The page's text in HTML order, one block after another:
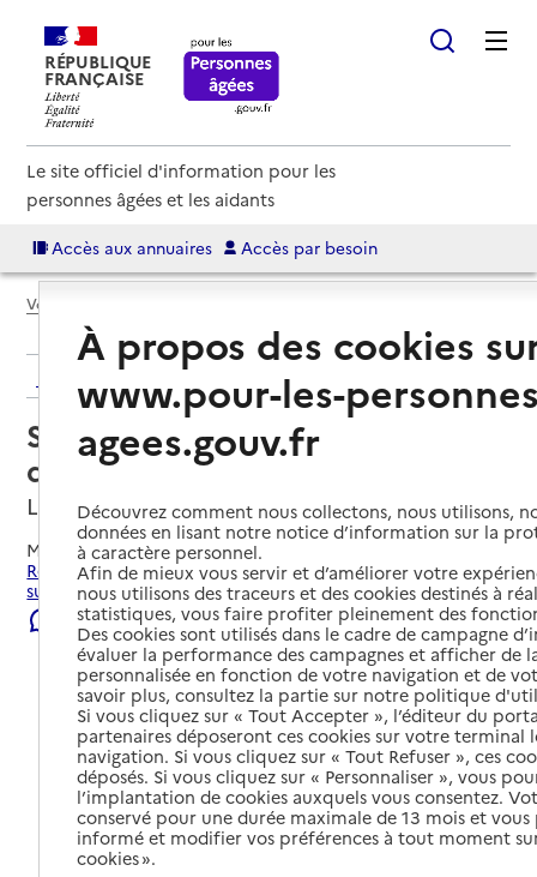
RÉPUBLIQUE
FRANÇAISE
Le site officiel d'information pour les
personnes âgées et les aidants
Accès aux annuaires Accès par besoin
Voir le fil d’Ariane
Retour aux résultats de l'annuaire
Service de soins infirmiers à
domicile – SSIAD
L'Isle-sur-Serein, YONNE
Mis à jour le08/08/2026
Rechercher les établissements et services autour de L'Isle-
sur-Serein.
Signaler une erreur
À propos des cookies
www.pour-les-
agees.gouv.fr
Découvrez comment nous collectons, nous utilisons,
données en lisant notre notice d’information sur la
à caractère personnel.
Afin de mieux vous servir et d’améliorer votre
nous utilisons des traceurs et des cookies destinés à
statistiques, vous faire profiter pleinement des
Des cookies sont utilisés dans le cadre de campagne
évaluer la performance des campagnes et afficher de
personnalisée en fonction de votre navigation et de
savoir plus, consultez la partie sur notre politique
Si vous cliquez sur « Tout Accepter », l’éditeur du
partenaires déposeront ces cookies sur votre terminal
navigation. Si vous cliquez sur « Tout Refuser », ces
déposés. Si vous cliquez sur « Personnaliser », vous
l’implantation de cookies auxquels vous consentez.
conservé pour une durée maximale de 13 mois et
informé et modifier vos préférences à tout moment
cookies ».